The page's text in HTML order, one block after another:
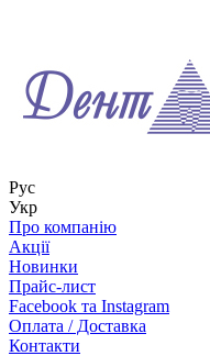
Рус
Укр
Про компанію
Акції
Новинки
Прайс-лист
Facebook та Instagram
Оплата / Доставка
Контакти